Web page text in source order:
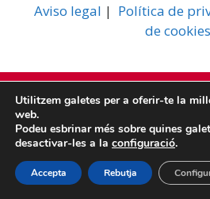
t
i
v
e
:
Aviso legal | Política de
de cookies
© 2026 SECCIÓN SINDICAL UGT
Utilitzem galetes per a oferir-te la
web.
Podeu esbrinar més sobre quines
desactivar-les a la configuració.
Accepta Rebutja
ESP CAT